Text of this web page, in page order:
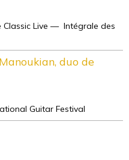
Live — Intégrale des
duo de
Guitar Festival